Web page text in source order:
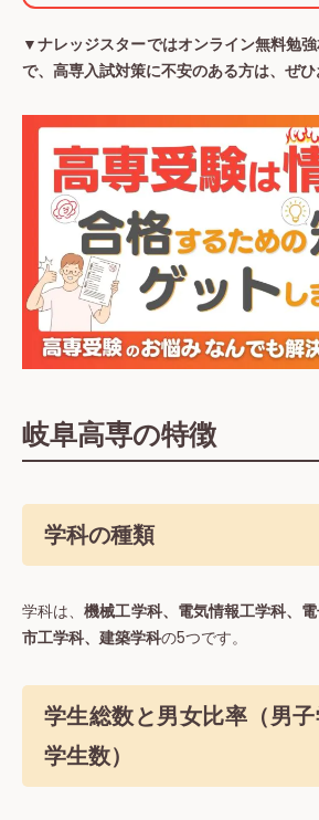
▼ナレッジスターではオンライン無料勉
で、高専入試対策に不安のある方は、ぜひ
岐阜高専の特徴
学科の種類
学科は、機械⼯学科、電気情報⼯学科、
市工学科、建築学科の5つです。
学生総数と男女比率（男
学生数）